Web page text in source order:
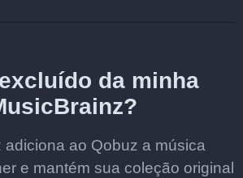
da minha
adiciona ao Qobuz a música
e mantém sua coleção original